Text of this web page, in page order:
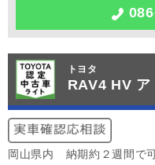
トヨタ
RAV4 HV ア
岡山県内 納期約２週間で